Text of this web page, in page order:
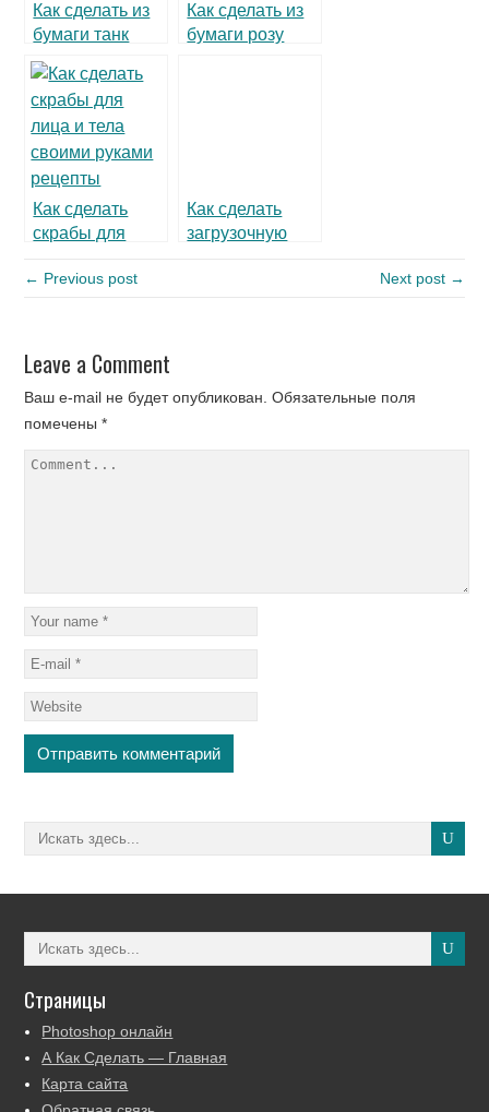
Как сделать из
бумаги танк
своими руками
Как сделать из
бумаги розу
Как сделать
скрабы для
своими руками
Как сделать
загрузочную
← Previous post Next post →
Leave a Comment
Ваш e-mail не будет опубликован. Обязательные поля
помечены*
Страницы
Photoshop онлайн
А Как Сделать — Главная
Карта сайта